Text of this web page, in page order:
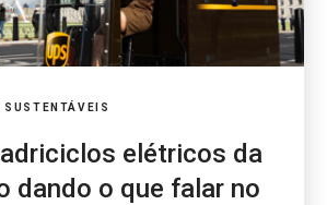
SUSTENTÁVEIS
elétricos da
dando o que falar no